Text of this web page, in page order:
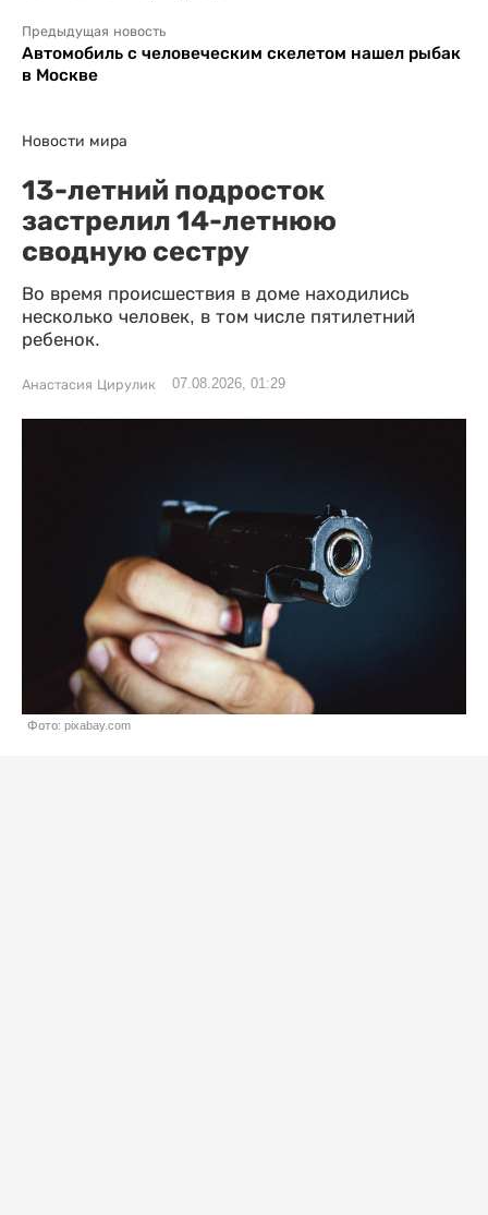
Предыдущая новость
Автомобиль с человеческим скелетом нашел рыбак
в Москве
Новости мира
13-летний подросток
застрелил 14-летнюю
сводную сестру
Во время происшествия в доме находились
несколько человек, в том числе пятилетний
ребенок.
Анастасия Цирулик 07.08.2026, 01:29
Фото: pixabay.com